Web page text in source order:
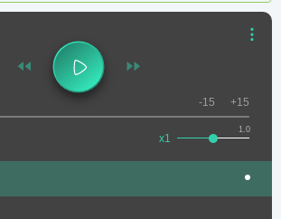
1.0
x1
-15 +15